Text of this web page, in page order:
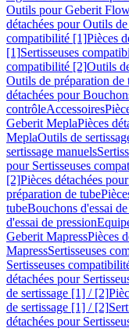
Outils pour Geberit
détachées pour Outils
compatibilité [1]Pièces
[1]Sertisseuses
compatibilité [2]Outils
Outils de préparation de
détachées pour
contrôleAccessoires
Geberit MeplaPièces
MeplaOutils de
sertissage manuels
pour Sertisseuses
[2]Pièces détachées
préparation de tube
tubeBouchons d'essai
d'essai de pression
Geberit MapressPièces
MapressSertisseuses
Sertisseuses
détachées pour
de sertissage [1] / [2]
de sertissage [1] / [2]
détachées pour